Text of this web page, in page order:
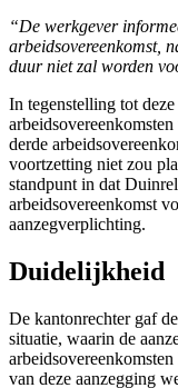
“De werkgever
arbeidsovereenkomst,
duur niet zal worden
In tegenstelling tot
derde
voortzetting niet zou
standpunt in dat
arbeidsovereenkomst
aanzegverplichting.
Duidelijkheid
De kantonrechter gaf
situatie, waarin de
van deze aanzegging